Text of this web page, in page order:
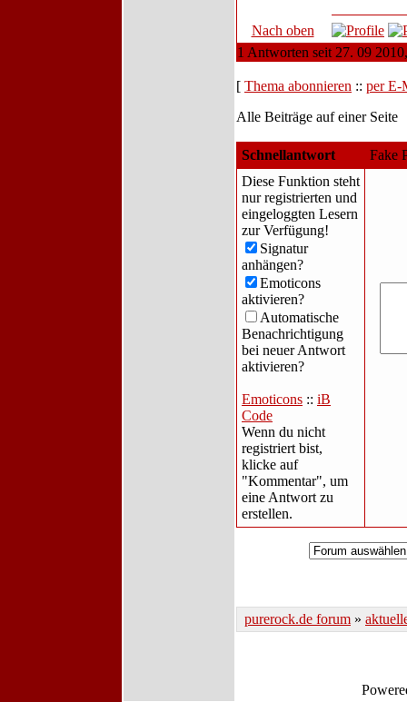
Nach oben
1 Antworten seit 27. 09
[ Thema abonnieren :: per E-
Alle Beiträge auf einer Seite
Schnellantwort
Fake
Diese Funktion steht
nur registrierten und
eingeloggten Lesern
zur Verfügung!
Signatur
anhängen?
Emoticons
aktivieren?
Automatische
Benachrichtigung
bei neuer Antwort
aktivieren?
Emoticons :: iB
Code
Wenn du nicht
registriert bist,
klicke auf
"Kommentar", um
eine Antwort zu
erstellen.
purerock.de forum »